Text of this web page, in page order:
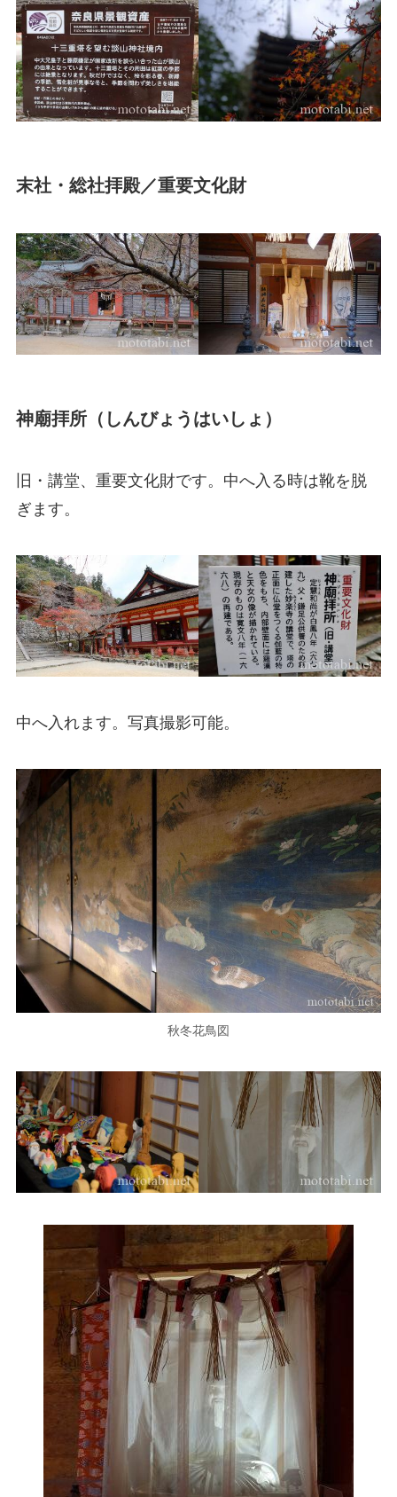
末社・総社拝殿／重要文化財
神廟拝所（しんびょうはいしょ）
旧・講堂、重要文化財です。中へ入る時は靴を脱
ぎます。
中へ入れます。写真撮影可能。
秋冬花鳥図